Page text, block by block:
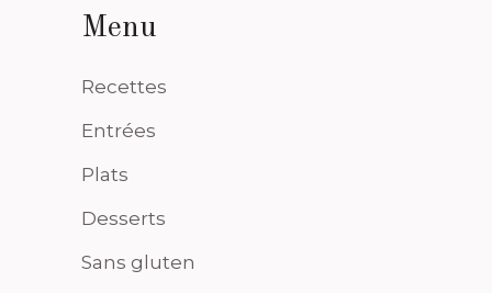
Menu
Recettes
Entrées
Plats
Desserts
Sans gluten